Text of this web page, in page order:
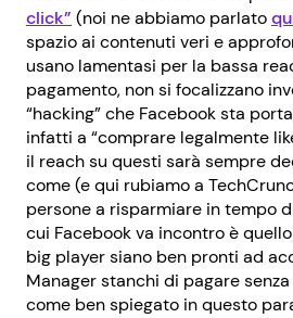
click” (noi ne abbiamo parlato
spazio ai contenuti veri e
usano lamentasi per la bassa
pagamento, non si focalizzano
“hacking” che Facebook sta
infatti a “comprare legalmente
il reach su questi sarà sempre
come (e qui rubiamo a
persone a risparmiare in tempo
cui Facebook va incontro è
big player siano ben pronti ad
Manager stanchi di pagare
come ben spiegato in questo